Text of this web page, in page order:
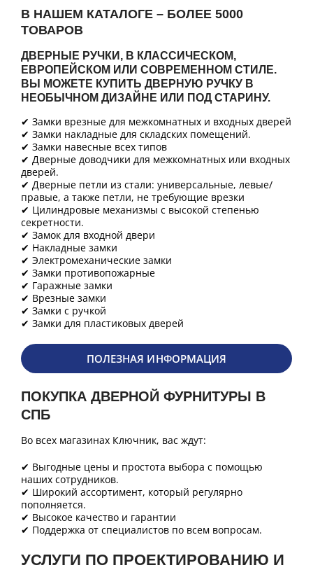
В НАШЕМ КАТАЛОГЕ – БОЛЕЕ 5000
ТОВАРОВ
ДВЕРНЫЕ РУЧКИ, В КЛАССИЧЕСКОМ,
ЕВРОПЕЙСКОМ ИЛИ СОВРЕМЕННОМ СТИЛЕ.
ВЫ МОЖЕТЕ КУПИТЬ ДВЕРНУЮ РУЧКУ В
НЕОБЫЧНОМ ДИЗАЙНЕ ИЛИ ПОД СТАРИНУ.
✔ Замки врезные для межкомнатных и входных дверей
✔ Замки накладные для складских помещений.
✔ Замки навесные всех типов
✔ Дверные доводчики для межкомнатных или входных
дверей.
✔ Дверные петли из стали: универсальные, левые/
правые, а также петли, не требующие врезки
✔ Цилиндровые механизмы с высокой степенью
секретности.
✔ Замок для входной двери
✔ Накладные замки
✔ Электромеханические замки
✔ Замки противопожарные
✔ Гаражные замки
✔ Врезные замки
✔ Замки с ручкой
✔ Замки для пластиковых дверей
ПОЛЕЗНАЯ ИНФОРМАЦИЯ
ПОКУПКА ДВЕРНОЙ ФУРНИТУРЫ В
СПБ
Во всех магазинах Ключник, вас ждут:
✔ Выгодные цены и простота выбора с помощью
наших сотрудников.
✔ Широкий ассортимент, который регулярно
пополняется.
✔ Высокое качество и гарантии
✔ Поддержка от специалистов по всем вопросам.
УСЛУГИ ПО ПРОЕКТИРОВАНИЮ И